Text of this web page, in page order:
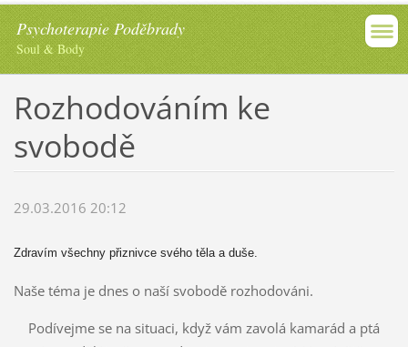
Psychoterapie Poděbrady
Soul & Body
Rozhodováním ke
svobodě
29.03.2016 20:12
Zdravím všechny přiznivce svého těla a duše.
Naše téma je dnes o naší svobodě rozhodováni.
Podívejme se na situaci, když vám zavolá kamarád a ptá